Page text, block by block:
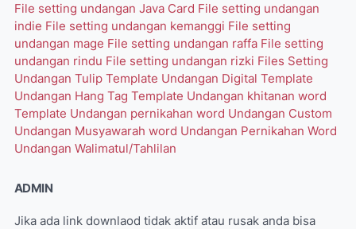
File setting undangan Java Card File setting undangan
indie File setting undangan kemanggi File setting
undangan mage File setting undangan raffa File setting
undangan rindu File setting undangan rizki Files Setting
Undangan Tulip Template Undangan Digital Template
Undangan Hang Tag Template Undangan khitanan word
Template Undangan pernikahan word Undangan Custom
Undangan Musyawarah word Undangan Pernikahan Word
Undangan Walimatul/Tahlilan
ADMIN
Jika ada link downlaod tidak aktif atau rusak anda bisa